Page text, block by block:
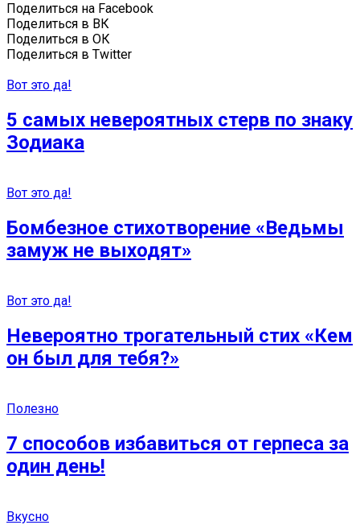
Поделиться на Facebook
Поделиться в ВК
Поделиться в ОК
Поделиться в Twitter
Вот это да!
5 самых невероятных стерв по знаку
Зодиака
Вот это да!
Бомбезное стихотворение «Ведьмы
замуж не выходят»
Вот это да!
Невероятно трогательный стих «Кем
он был для тебя?»
Полезно
7 способов избавиться от герпеса за
один день!
Вкусно